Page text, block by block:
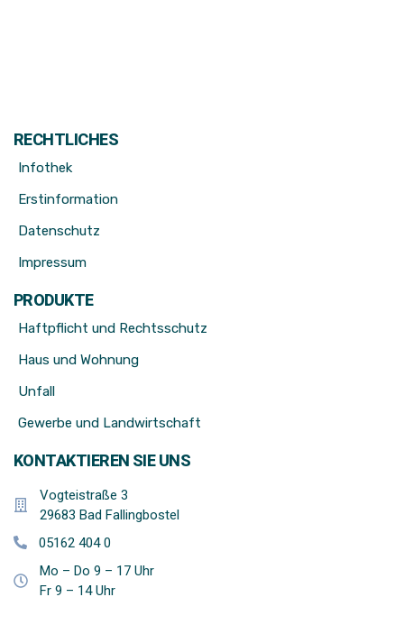
RECHTLICHES
Infothek
Erstinformation
Datenschutz
Impressum
PRODUKTE
Haftpflicht und Rechtsschutz
Haus und Wohnung
Unfall
Gewerbe und Landwirtschaft
KONTAKTIEREN SIE UNS
Vogteistraße 3
29683 Bad Fallingbostel
05162 404 0
Mo – Do 9 – 17 Uhr
Fr 9 – 14 Uhr